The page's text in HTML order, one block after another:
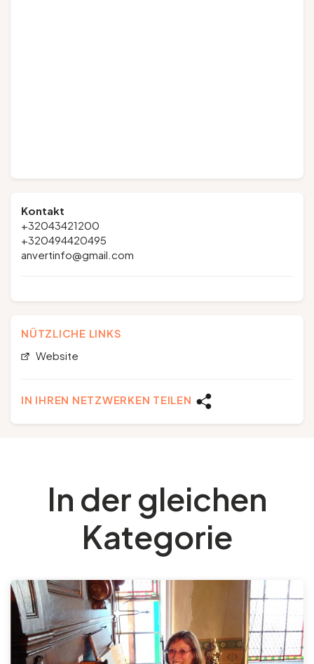
Kontakt
+32043421200
+320494420495
anvertinfo@gmail.com
NÜTZLICHE LINKS
Website
IN IHREN NETZWERKEN TEILEN
In der gleichen
Kategorie